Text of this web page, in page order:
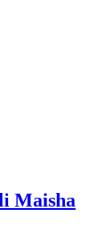
Maisha